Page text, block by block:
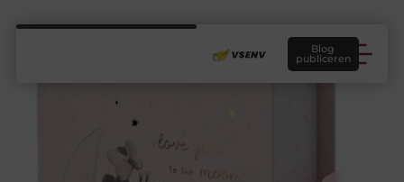
Blog
publiceren